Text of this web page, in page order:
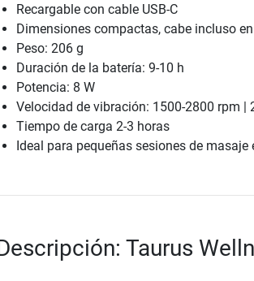
Recargable con cable USB-C
Dimensiones compactas, cabe incluso
Peso: 206 g
Duración de la batería: 9-10 h
Potencia: 8 W
Velocidad de vibración: 1500-2800 rpm |
Tiempo de carga 2-3 horas
Ideal para pequeñas sesiones de
Taurus